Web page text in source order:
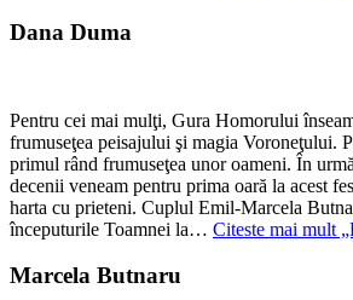
Dana Duma
Pentru cei mai mulţi, Gura Homorului
frumuseţea peisajului şi magia Voroneţului.
primul rând frumuseţea unor oameni. În
decenii veneam pentru prima oară la acest
harta cu prieteni. Cuplul Emil-Marcela
începuturile Toamnei la… Citeste mai mult
Marcela Butnaru